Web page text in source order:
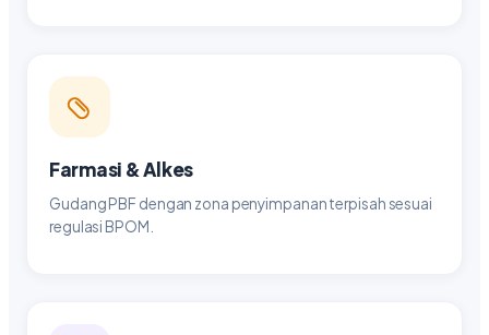
Farmasi & Alkes
Gudang PBF dengan zona penyimpanan terpisah sesuai
regulasi BPOM.